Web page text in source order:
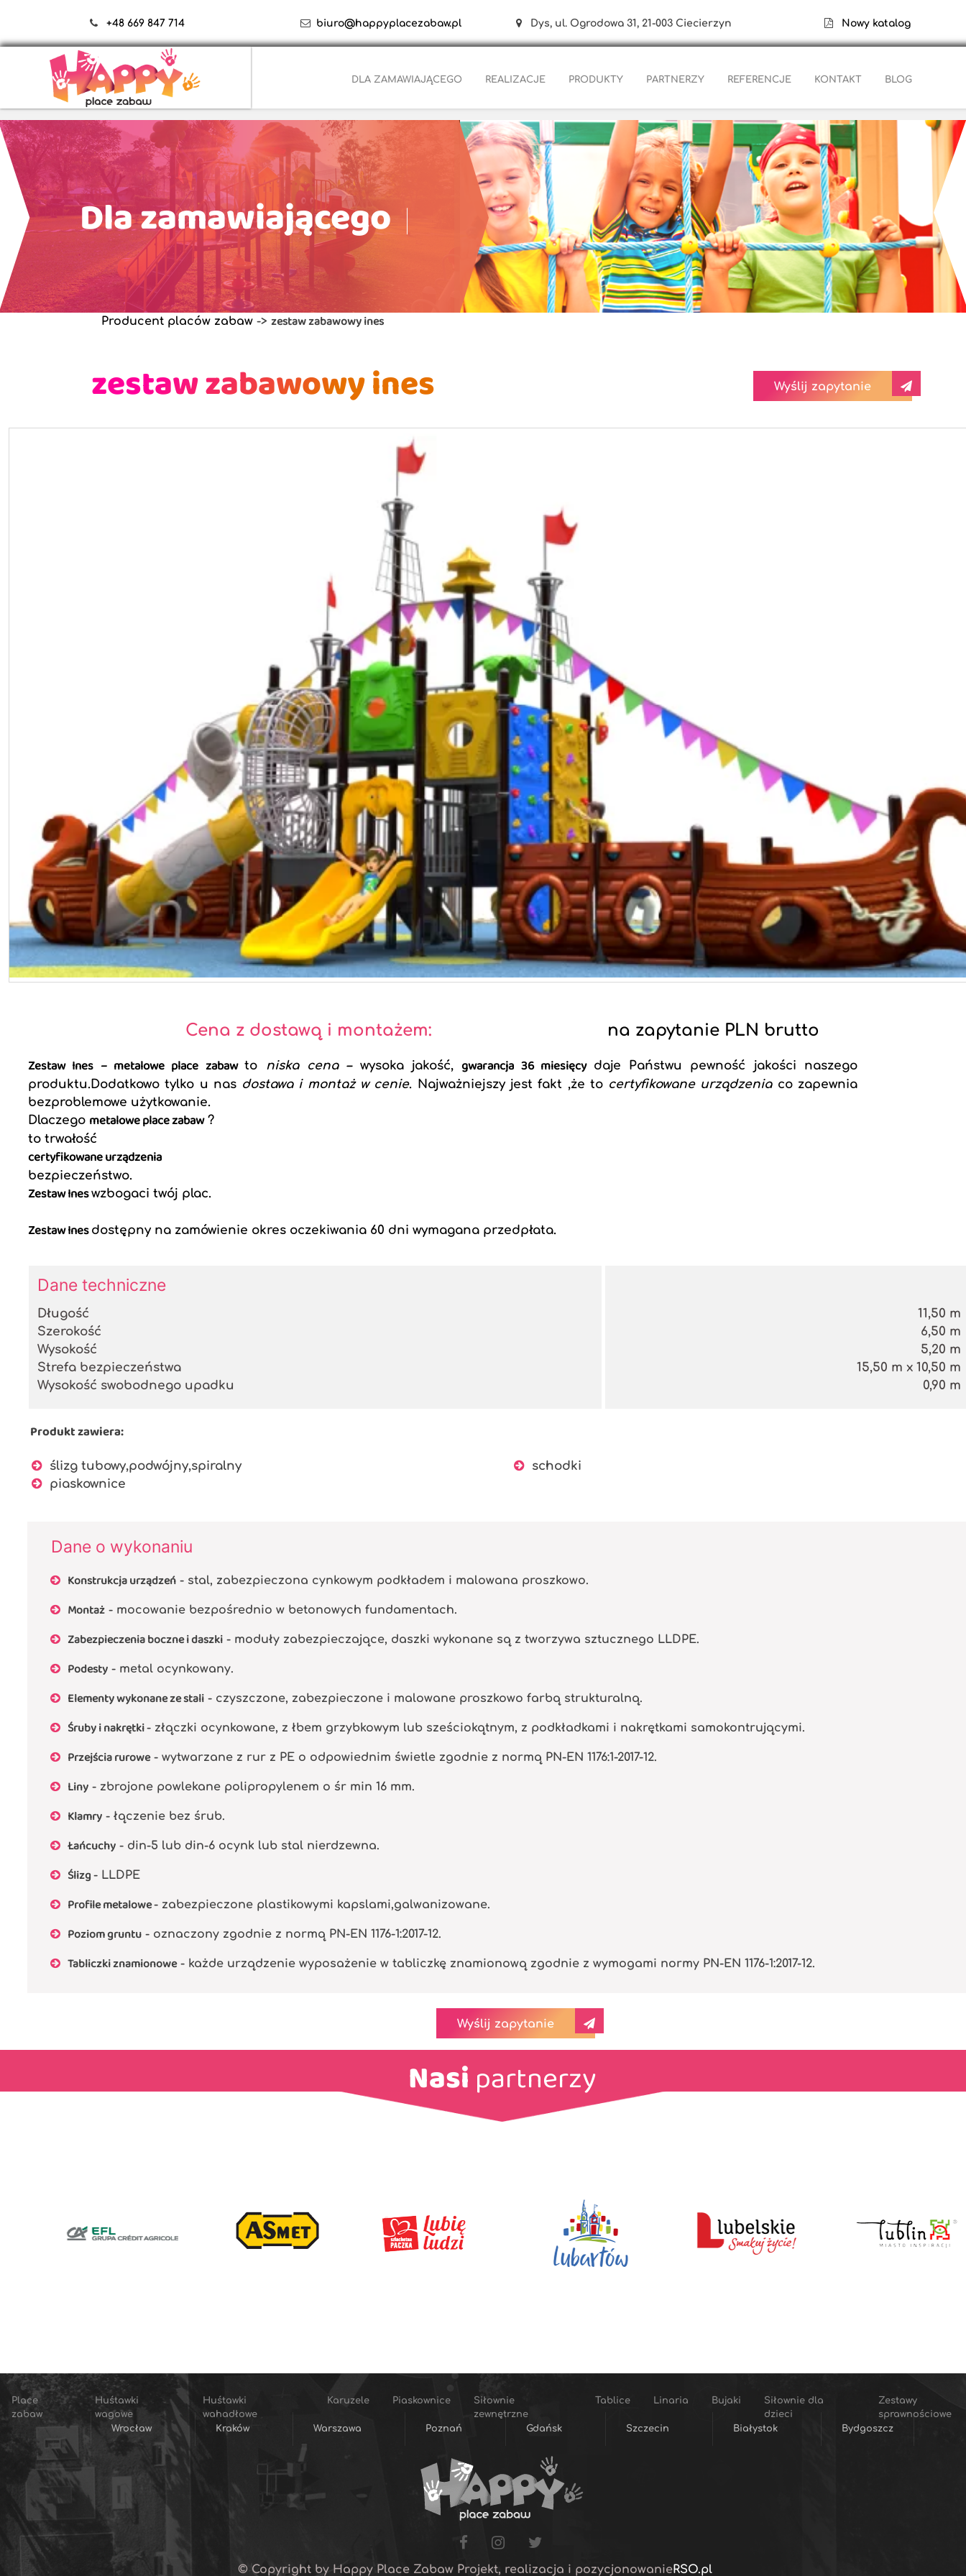
+48 669 847 714 biuro@happyplacezabaw.pl Dys, ul. Ogrodowa 31, 21-003 Ciecierzyn Nowy katalog
DLA ZAMAWIAJĄCEGO REALIZACJE PRODUKTY PARTNERZY REFERENCJE KONTAKT BLOG
Dla zamawiającego
Producent placów zabaw-> zestaw zabawowy ines
zestaw zabawowy ines Wyślij zapytanie
Cena z dostawą i montażem: na zapytanie PLN brutto
Zestaw Ines – metalowe place zabawto niska cena – wysoka jakość,gwarancja 36 miesięcy daje Państwu pewność jakości naszego
produktu.Dodatkowo tylko u nas dostawa i montaż w cenie. Najważniejszy jest fakt ,że to certyfikowane urządzenia co zapewnia
bezproblemowe użytkowanie.
Dlaczego metalowe place zabaw?
to trwałość
certyfikowane urządzenia
bezpieczeństwo.
Zestaw Ineswzbogaci twój plac.
Zestaw Ines dostępny na zamówienie okres oczekiwania 60 dni wymagana przedpłata.
Dane techniczne
Długość
Szerokość
Wysokość
Strefa bezpieczeństwa
Wysokość swobodnego upadku
11,50 m
6,50 m
5,20 m
15,50 m x 10,50 m
0,90 m
Produkt zawiera:
ślizg tubowy,podwójny,spiralny
schodki
piaskownice
Dane o wykonaniu
Konstrukcja urządzeń - stal, zabezpieczona cynkowym podkładem i malowana proszkowo.
Montaż - mocowanie bezpośrednio w betonowych fundamentach.
Zabezpieczenia boczne i daszki - moduły zabezpieczające, daszki wykonane są z tworzywa sztucznego LLDPE.
Podesty - metal ocynkowany.
Elementy wykonane ze stali - czyszczone, zabezpieczone i malowane proszkowo farbą strukturalną.
Śruby i nakrętki- złączki ocynkowane, z łbem grzybkowym lub sześciokątnym, z podkładkami i nakrętkami samokontrującymi.
Przejścia rurowe- wytwarzane z rur z PE o odpowiednim świetle zgodnie z normą PN-EN 1176:1-2017-12.
Liny - zbrojone powlekane polipropylenem o śr min 16 mm.
Klamry - łączenie bez śrub.
Łańcuchy - din-5 lub din-6 ocynk lub stal nierdzewna.
Ślizg- LLDPE
Profile metalowe- zabezpieczone plastikowymi kapslami,galwanizowane.
Poziom gruntu - oznaczony zgodnie z normą PN-EN 1176-1:2017-12.
Tabliczki znamionowe- każde urządzenie wyposażenie w tabliczkę znamionową zgodnie z wymogami normy PN-EN 1176-1:2017-12.
Wyślij zapytanie
Nasipartnerzy
Place
zabaw
Huśtawki
wagowe
Huśtawki
wahadłowe
Karuzele Piaskownice
Siłownie
zewnętrzne
Tablice Linaria Bujaki
Siłownie dla
dzieci
Zestawy
sprawnościowe
Wrocław
Kraków Warszawa Poznań Gdańsk Szczecin Białystok Bydgoszcz
© Copyright by Happy Place Zabaw Projekt, realizacja i pozycjonowanieRSO.pl